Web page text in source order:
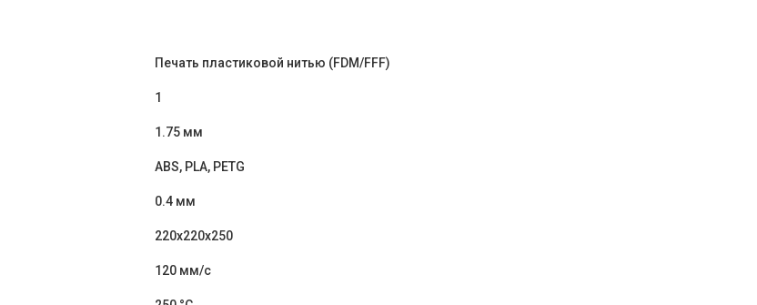
Печать пластиковой нитью (FDM/FFF)
1
1.75 мм
ABS, PLA, PETG
0.4 мм
220x220x250
120 мм/с